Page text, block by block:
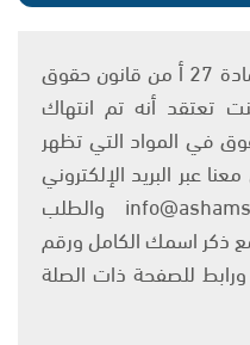
يتم الاستخدام المواد وفقًا للمادة 27 أ من قانون حقوق
2007، وإن كنت تعتقد أنه تم انتهاك
في المواد التي تظهر
عبر البريد الإلكتروني
على العنوان التالي: info@ashams.com والطلب
ذكر اسمك الكامل ورقم
للصفحة ذات الصلة